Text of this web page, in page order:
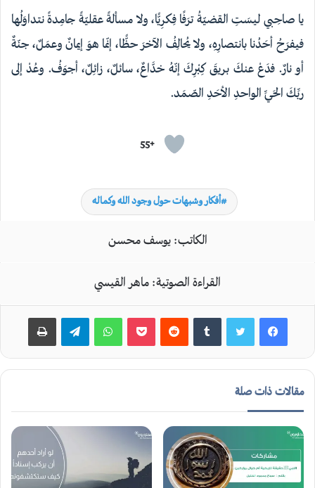
يا صاحِبي ليسَتِ القضيّةُ ترَفًا فِكرِيًّا، ولا مسألةً عقليّةً جامِدةً نتداوَلُها
فيفرَحُ أحَدُنا بانتصارِهِ، ولا يُحالِفُ الآخرَ حظًّا، إنّما هوَ إيمانٌ وعمَلٌ، جنّةٌ
أو نارٌ. فدَعْ عنكَ بريقَ كِبْرِكَ إنّهُ خدَّاعٌ، سائلٌ، زائِلٌ، أجوَفُ. وعُدْ إلى
ربِّكَ الحَيِّ الواحدِ الأحَدِ الصّمَد.
+55
أفكار وشبهات حول وجود الله وكماله
الكاتب: يوسف محسن
القراءة الصوتية: ماهر القيسي
‏Tumblr
‏Reddit بوكيت واتساب تيلقرام طباعة
مقالات ذات صلة